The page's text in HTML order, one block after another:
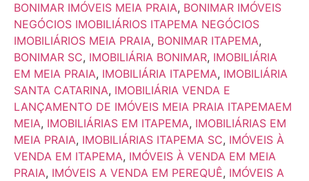
BONIMAR IMÓVEIS MEIA PRAIA, BONIMAR IMÓVEIS
NEGÓCIOS IMOBILIÁRIOS ITAPEMA NEGÓCIOS
IMOBILIÁRIOS MEIA PRAIA, BONIMAR ITAPEMA,
BONIMAR SC, IMOBILIÁRIA BONIMAR, IMOBILIÁRIA
EM MEIA PRAIA, IMOBILIÁRIA ITAPEMA, IMOBILIÁRIA
SANTA CATARINA, IMOBILIÁRIA VENDA E
LANÇAMENTO DE IMÓVEIS MEIA PRAIA ITAPEMAEM
MEIA, IMOBILIÁRIAS EM ITAPEMA, IMOBILIÁRIAS EM
MEIA PRAIA, IMOBILIÁRIAS ITAPEMA SC, IMÓVEIS À
VENDA EM ITAPEMA, IMÓVEIS À VENDA EM MEIA
PRAIA, IMÓVEIS A VENDA EM PEREQUÊ, IMÓVEIS A